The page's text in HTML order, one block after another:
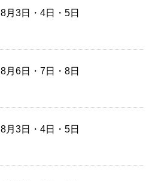
8月3日・4日・5日
8月6日・7日・8日
8月3日・4日・5日